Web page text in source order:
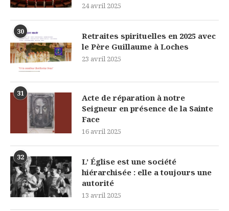
24 avril 2025
30
Retraites spirituelles en 2025 avec
le Père Guillaume à Loches
23 avril 2025
31
Acte de réparation à notre
Seigneur en présence de la Sainte
Face
16 avril 2025
32
L’ Église est une société
hiérarchisée : elle a toujours une
autorité
13 avril 2025